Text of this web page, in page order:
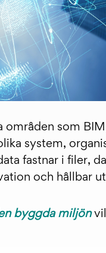
områden som
system,
fastnar i filer,
och hållbar
byggda miljön